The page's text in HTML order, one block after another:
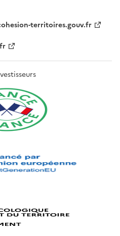
territoires.gouv.fr